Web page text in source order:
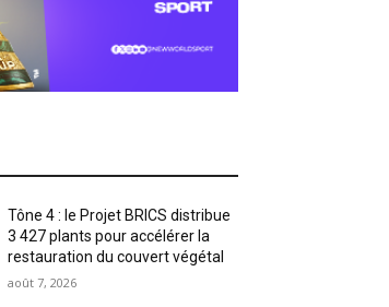
Tône 4 : le Projet BRICS distribue
3 427 plants pour accélérer la
restauration du couvert végétal
août 7, 2026